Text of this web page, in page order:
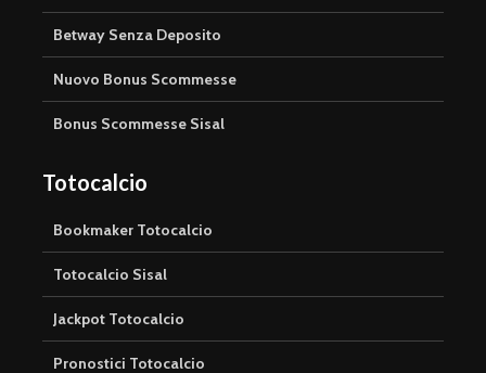
Betway Senza Deposito
Nuovo Bonus Scommesse
Bonus Scommesse Sisal
Totocalcio
Bookmaker Totocalcio
Totocalcio Sisal
Jackpot Totocalcio
Pronostici Totocalcio